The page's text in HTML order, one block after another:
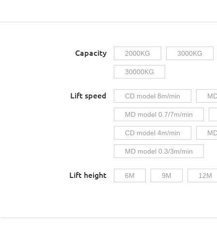
Capacity 2000KG 3000KG
30000KG
Lift speed CD model 8m/min
MD model 0.7/7m/min
CD model 4m/min
MD model 0.3/3m/min
Lift height 6M 9M 12M